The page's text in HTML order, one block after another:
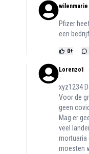
wilenmarie
Pfizer
een
0+
Lorenzo1
xyz1234
Voor de
geen
Mag er
veel
mortuaria
moesten